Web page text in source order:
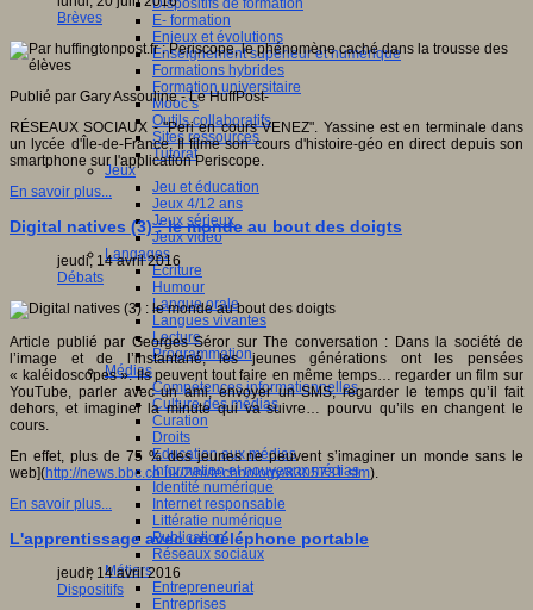
Dispositifs de formation
E- formation
Enjeux et évolutions
Enseignement supérieur et numérique
Formations hybrides
Formation universitaire
Mooc’s
Outils collaboratifs
Sites ressources
Tutorat
Jeux
Jeu et éducation
Jeux 4/12 ans
Jeux sérieux
Jeux vidéo
Langages
Ecriture
Humour
Langue orale
Langues vivantes
Lecture
Programmation
Médias
Compétences informationnelles
Culture des médias
Curation
Droits
Education aux médias
Information et nouveaux médias
Identité numérique
Internet responsable
Littératie numérique
Publication
Réseaux sociaux
Métiers
Entrepreneuriat
Entreprises
Brèves
Publié par Gary Assouline - Le HuffPost-
RÉSEAUX SOCIAUX - "Peri en cours VENEZ". Yassine est en terminale dans
un lycée d'Île-de-France. Il filme son cours d'histoire-géo en direct depuis son
smartphone sur l'application Periscope.
En savoir plus...
Digital natives (3) : le monde au bout des doigts
jeudi, 14 avril 2016
Débats
Article publié par Georges Séror sur The conversation : Dans la société de
l’image et de l’instantané, les jeunes générations ont les pensées
« kaléidoscopes ». Ils peuvent tout faire en même temps… regarder un film sur
YouTube, parler avec un ami, envoyer un SMS, regarder le temps qu’il fait
dehors, et imaginer la minute qui va suivre… pourvu qu’ils en changent le
cours.
En effet, plus de 75 % des jeunes ne peuvent s’imaginer un monde sans le
web](http://news.bbc.co.uk/2/hi/technology/8305731.stm).
En savoir plus...
L'apprentissage avec un téléphone portable
jeudi, 14 avril 2016
Dispositifs